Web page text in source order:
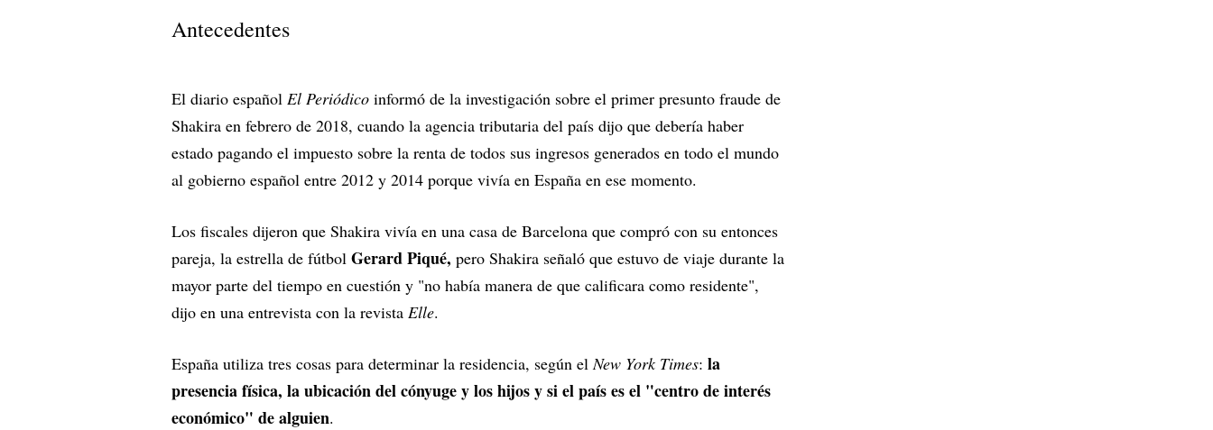
Antecedentes
El diario español El Periódico informó de la investigación sobre el primer presunto fraude de
Shakira en febrero de 2018, cuando la agencia tributaria del país dijo que debería haber
estado pagando el impuesto sobre la renta de todos sus ingresos generados en todo el mundo
al gobierno español entre 2012 y 2014 porque vivía en España en ese momento.
Los fiscales dijeron que Shakira vivía en una casa de Barcelona que compró con su entonces
pareja, la estrella de fútbol Gerard Piqué, pero Shakira señaló que estuvo de viaje durante la
mayor parte del tiempo en cuestión y "no había manera de que calificara como residente",
dijo en una entrevista con la revista Elle.
España utiliza tres cosas para determinar la residencia, según el New York Times: la
presencia física, la ubicación del cónyuge y los hijos y si el país es el "centro de interés
económico" de alguien.